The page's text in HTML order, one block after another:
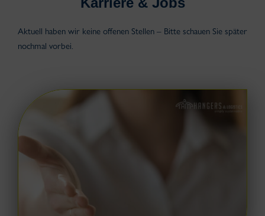
Aktuell haben wir keine offenen Stellen – Bitte schauen Sie später
nochmal vorbei.